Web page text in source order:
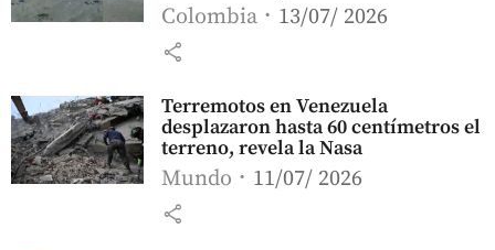
Colombia 13/07/ 2026
share
Terremotos en Venezuela
desplazaron hasta 60 centímetros el
terreno, revela la Nasa
Mundo 11/07/ 2026
share